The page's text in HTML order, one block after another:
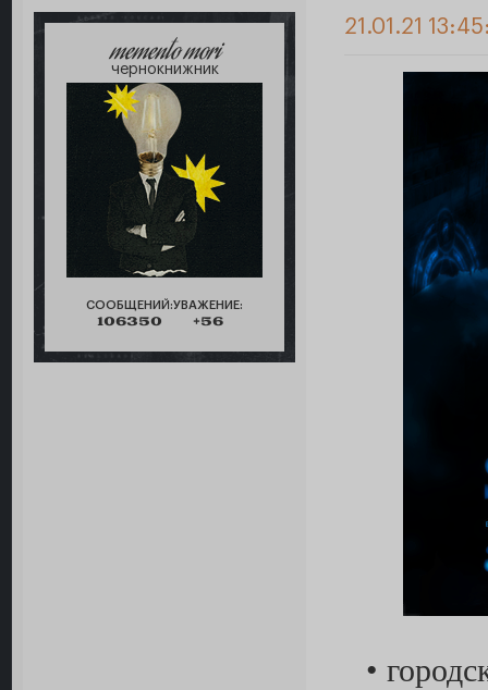
memento mori
чернокнижник
СООБЩЕНИЙ:
106350
УВАЖЕНИЕ:
+56
21.01.21
•